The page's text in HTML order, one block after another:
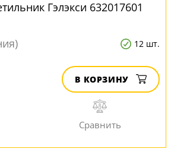
Гэлэкси 632017601
12 шт.
В КОРЗИНУ